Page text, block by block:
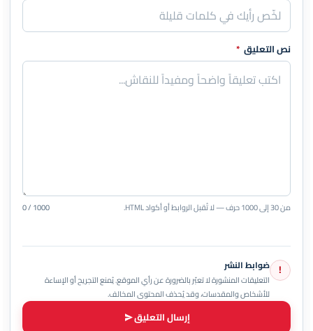
نص التعليق *
من 30 إلى 1000 حرف — لا تُقبل الروابط أو أكواد HTML. 0 / 1000
! ضوابط النشر
التعليقات المنشورة لا تعبّر بالضرورة عن رأي الموقع. يُمنع التجريح أو الإساءة
للأشخاص والمقدسات، وقد يُحذف المحتوى المخالف.
إرسال التعليق